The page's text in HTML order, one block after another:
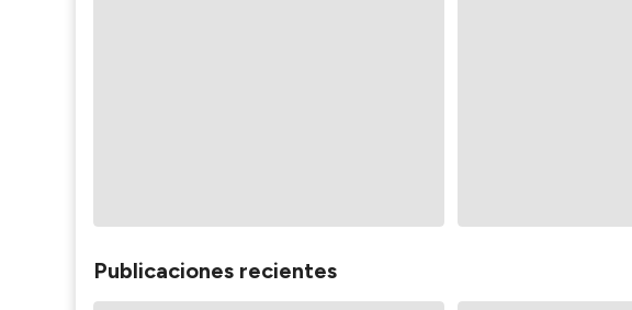
Publicaciones recientes